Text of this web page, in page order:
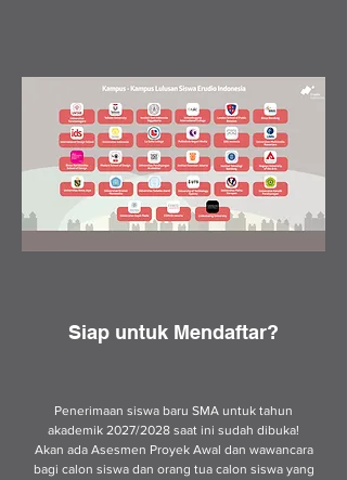
Siap untuk Mendaftar?
Penerimaan siswa baru SMA untuk tahun
akademik 2027/2028 saat ini sudah dibuka!
Akan ada Asesmen Proyek Awal dan wawancara
bagi calon siswa dan orang tua calon siswa yang